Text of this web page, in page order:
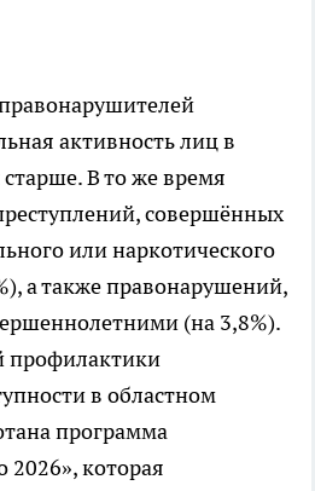
активность лиц в
старше. В то же время
совершённых
или наркотического
а также правонарушений,
(на 3,8%).
профилактики
в областном
программа
2026», которая